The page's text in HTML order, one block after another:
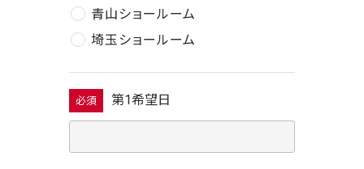
青山ショールーム
埼玉ショールーム
必須 第1希望日